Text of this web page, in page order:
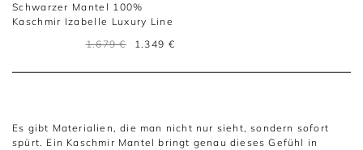
Schwarzer Mantel 100%
Kaschmir Izabelle Luxury Line
1.679 €
1.349 €
Es gibt Materialien, die man nicht nur sieht, sondern sofort
spürt. Ein Kaschmir Mantel bringt genau dieses Gefühl in